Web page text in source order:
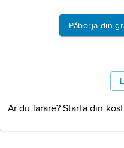
Påbörja din
Är du lärare? Starta din